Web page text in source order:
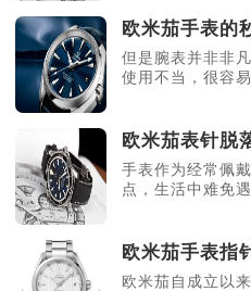
欧米茄手表的
但是腕表并非非
使用不当，很容
欧米茄表针脱
手表作为经常佩
点，生活中难免
欧米茄手表指
欧米茄自成立以